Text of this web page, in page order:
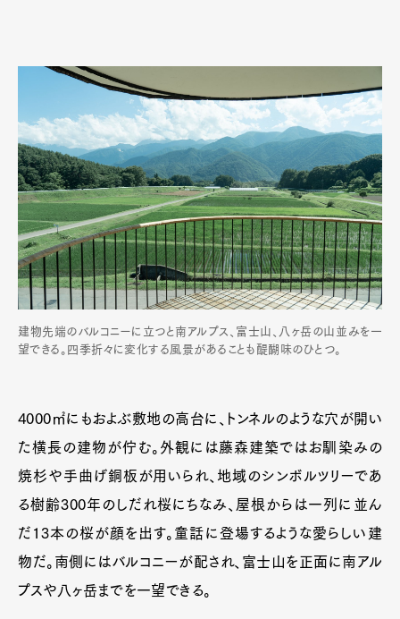
建物先端のバルコニーに立つと南アルプス、富士山、八ヶ岳の山並みを一
望できる。四季折々に変化する風景があることも醍醐味のひとつ。
4000㎡にもおよぶ敷地の高台に、トンネルのような穴が開い
た横長の建物が佇む。外観には藤森建築ではお馴染みの
焼杉や手曲げ銅板が用いられ、地域のシンボルツリーであ
る樹齢300年のしだれ桜にちなみ、屋根からは一列に並ん
だ13本の桜が顔を出す。童話に登場するような愛らしい建
物だ。南側にはバルコニーが配され、富士山を正面に南アル
プスや八ヶ岳までを一望できる。